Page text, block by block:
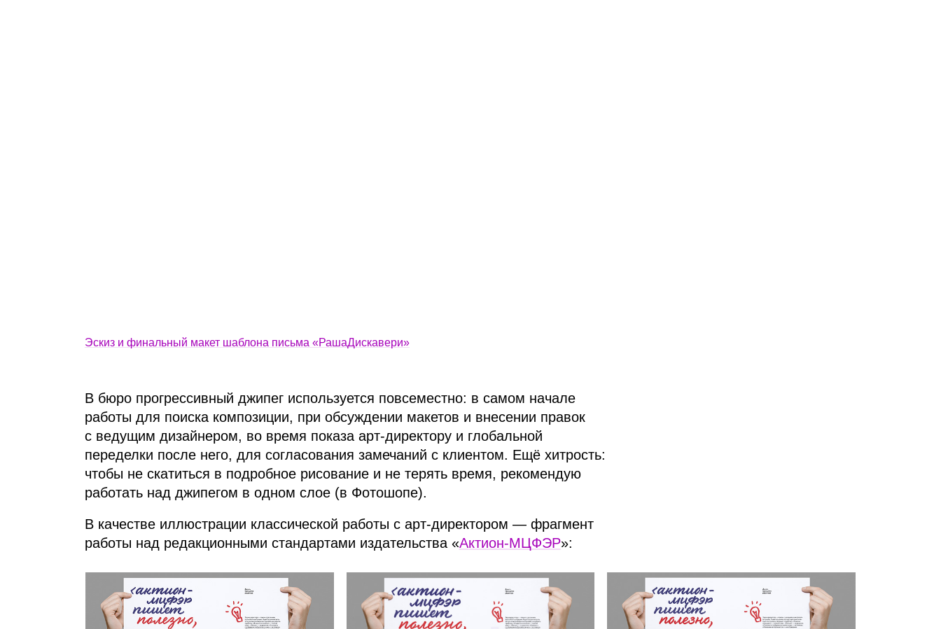
Эскиз и финальный макет шаблона письма «РашаДискавери»
В бюро прогрессивный джипег используется повсеместно: в самом начале
работы для поиска композиции, при обсуждении макетов и внесении правок
с ведущим дизайнером, во время показа арт‑директору и глобальной
переделки после него, для согласования замечаний с клиентом. Ещё хитрость:
чтобы не скатиться в подробное рисование и не терять время, рекомендую
работать над джипегом в одном слое (в Фотошопе).
В качестве иллюстрации классической работы с арт‑директором — фрагмент
работы над редакционными стандартами издательства «Актион‑МЦФЭР»: